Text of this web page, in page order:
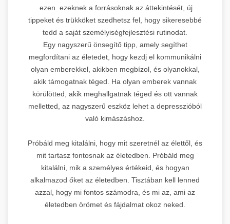
ezen ezeknek a forrásoknak az áttekintését, új
tippeket és trükköket szedhetsz fel, hogy sikeresebbé
tedd a saját személyiségfejlesztési rutinodat.
Egy nagyszerű önsegítő tipp, amely segíthet
megfordítani az életedet, hogy kezdj el kommunikálni
olyan emberekkel, akikben megbízol, és olyanokkal,
akik támogatnak téged. Ha olyan emberek vannak
körülötted, akik meghallgatnak téged és ott vannak
melletted, az nagyszerű eszköz lehet a depresszióból
való kimászáshoz.
Próbáld meg kitalálni, hogy mit szeretnél az élettől, és
mit tartasz fontosnak az életedben. Próbáld meg
kitalálni, mik a személyes értékeid, és hogyan
alkalmazod őket az életedben. Tisztában kell lenned
azzal, hogy mi fontos számodra, és mi az, ami az
életedben örömet és fájdalmat okoz neked.